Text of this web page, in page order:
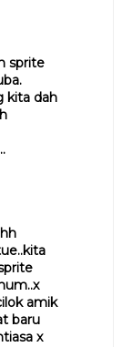
sprite
kita dah
amik
baru
x